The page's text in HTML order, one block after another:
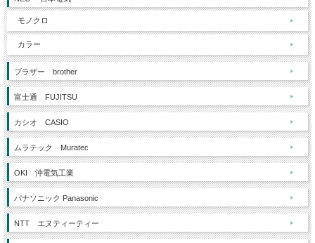
モノクロ
カラー
ブラザー brother
富士通 FUJITSU
カシオ CASIO
ムラテック Muratec
OKI 沖電気工業
パナソニック Panasonic
NTT エヌティーティー